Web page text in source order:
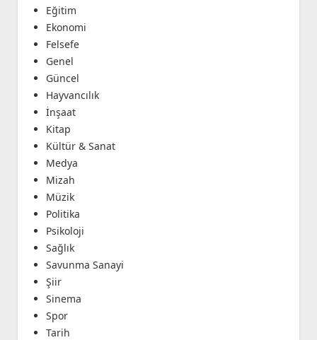
Eğitim
Ekonomi
Felsefe
Genel
Güncel
Hayvancılık
İnşaat
Kitap
Kültür & Sanat
Medya
Mizah
Müzik
Politika
Psikoloji
Sağlık
Savunma Sanayi
Şiir
Sinema
Spor
Tarih